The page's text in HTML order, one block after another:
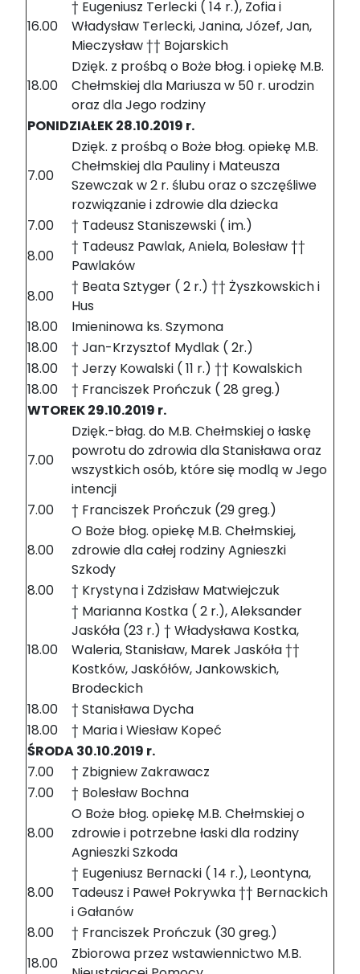
16.00
† Eugeniusz Terlecki ( 14 r.), Zofia i
Władysław Terlecki, Janina, Józef, Jan,
Mieczysław †† Bojarskich
18.00
Dzięk. z prośbą o Boże błog. i opiekę M.B.
Chełmskiej dla Mariusza w 50 r. urodzin
oraz dla Jego rodziny
PONIDZIAŁEK 28.10.2019 r.
7.00
Dzięk. z prośbą o Boże błog. opiekę M.B.
Chełmskiej dla Pauliny i Mateusza
Szewczak w 2 r. ślubu oraz o szczęśliwe
rozwiązanie i zdrowie dla dziecka
7.00
† Tadeusz Staniszewski ( im.)
8.00
† Tadeusz Pawlak, Aniela, Bolesław ††
Pawlaków
8.00
† Beata Sztyger ( 2 r.) †† Żyszkowskich i
Hus
18.00
Imieninowa ks. Szymona
18.00
† Jan-Krzysztof Mydlak ( 2r.)
18.00
† Jerzy Kowalski ( 11 r.) †† Kowalskich
18.00
† Franciszek Prończuk ( 28 greg.)
WTOREK 29.10.2019 r.
7.00
Dzięk.-błag. do M.B. Chełmskiej o łaskę
powrotu do zdrowia dla Stanisława oraz
wszystkich osób, które się modlą w Jego
intencji
7.00
† Franciszek Prończuk (29 greg.)
8.00
O Boże błog. opiekę M.B. Chełmskiej,
zdrowie dla całej rodziny Agnieszki
Szkody
8.00
† Krystyna i Zdzisław Matwiejczuk
18.00
† Marianna Kostka ( 2 r.), Aleksander
Jaskóła (23 r.) † Władysława Kostka,
Waleria, Stanisław, Marek Jaskóła ††
Kostków, Jaskółów, Jankowskich,
Brodeckich
18.00
† Stanisława Dycha
18.00
† Maria i Wiesław Kopeć
ŚRODA 30.10.2019 r.
7.00
† Zbigniew Zakrawacz
7.00
† Bolesław Bochna
8.00
O Boże błog. opiekę M.B. Chełmskiej o
zdrowie i potrzebne łaski dla rodziny
Agnieszki Szkoda
8.00
† Eugeniusz Bernacki ( 14 r.), Leontyna,
Tadeusz i Paweł Pokrywka †† Bernackich
i Gałanów
8.00
† Franciszek Prończuk (30 greg.)
18.00
Zbiorowa przez wstawiennictwo M.B.